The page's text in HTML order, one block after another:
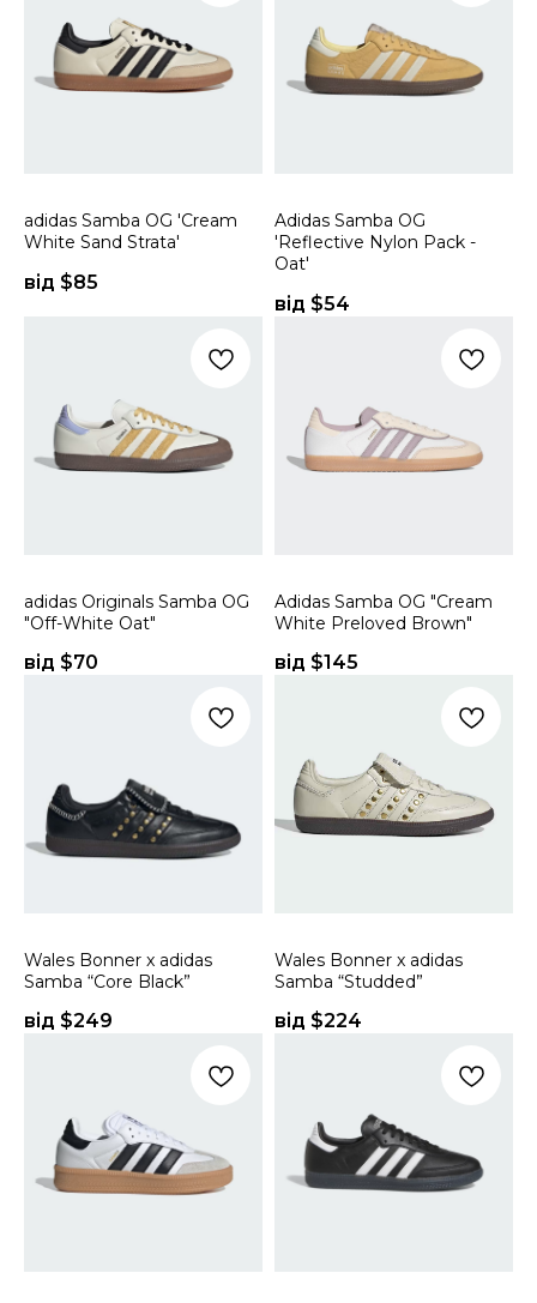
adidas Samba OG 'Cream
White Sand Strata'
від $85
Adidas Samba OG
'Reflective Nylon Pack -
Oat'
від $54
adidas Originals Samba OG
"Off-White Oat"
від $70
Adidas Samba OG "Cream
White Preloved Brown"
від $145
Wales Bonner x adidas
Samba “Core Black”
від $249
Wales Bonner x adidas
Samba “Studded”
від $224